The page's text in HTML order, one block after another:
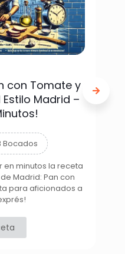
con Tomate y
Madrid –
Bocados
minutos la receta
Madrid: Pan con
para aficionados a